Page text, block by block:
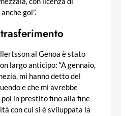
gol”.
al Genoa è stato
largo anticipo: “A gennaio,
mi hanno detto del
e che mi avrebbe
in prestito fino alla fine
con cui si è sviluppata la